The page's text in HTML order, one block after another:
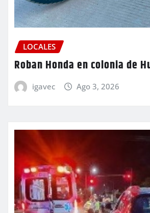
LOCALES
Roban Honda en colonia de
igavec Ago 3, 2026